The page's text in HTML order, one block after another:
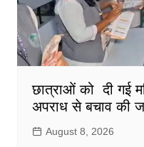
छात्राओं को दी गई
अपराध से बचाव की
August 8, 2026